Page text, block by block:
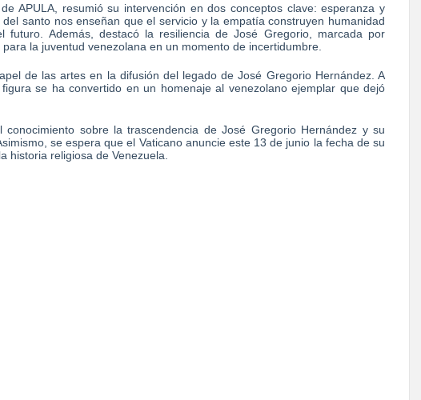
APULA, resumió su intervención en dos conceptos clave: esperanza y
santo nos enseñan que el servicio y la empatía construyen humanidad
Además, destacó la resiliencia de José Gregorio, marcada por
la juventud venezolana en un momento de incertidumbre.
de las artes en la difusión del legado de José Gregorio Hernández. A
se ha convertido en un homenaje al venezolano ejemplar que dejó
conocimiento sobre la trascendencia de José Gregorio Hernández y su
se espera que el Vaticano anuncie este 13 de junio la fecha de su
historia religiosa de Venezuela.